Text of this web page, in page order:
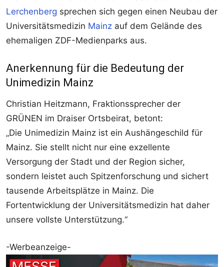
Lerchenberg sprechen sich gegen einen Neubau der
Universitätsmedizin Mainz auf dem Gelände des
ehemaligen ZDF-Medienparks aus.
Anerkennung für die Bedeutung der
Unimedizin Mainz
Christian Heitzmann, Fraktionssprecher der
GRÜNEN im Draiser Ortsbeirat, betont:
„Die Unimedizin Mainz ist ein Aushängeschild für
Mainz. Sie stellt nicht nur eine exzellente
Versorgung der Stadt und der Region sicher,
sondern leistet auch Spitzenforschung und sichert
tausende Arbeitsplätze in Mainz. Die
Fortentwicklung der Universitätsmedizin hat daher
unsere vollste Unterstützung.“
-Werbeanzeige-